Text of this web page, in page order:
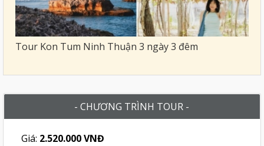
Tour Kon Tum Ninh Thuận 3 ngày 3 đêm
- CHƯƠNG TRÌNH TOUR -
Giá: 2.520.000 VNĐ